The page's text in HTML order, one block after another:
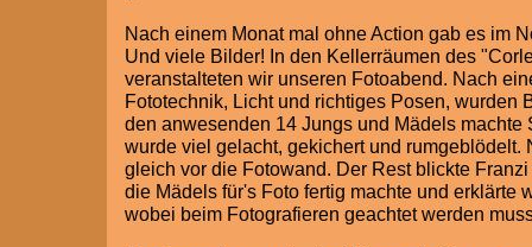
Nach einem Monat mal ohne Action gab es im
Und viele Bilder! In den Kellerräumen des
veranstalteten wir unseren Fotoabend. Nach
Fototechnik, Licht und richtiges Posen, wurden
den anwesenden 14 Jungs und Mädels machte
wurde viel gelacht, gekichert und rumgeblödelt.
gleich vor die Fotowand. Der Rest blickte
die Mädels für's Foto fertig machte und erklärte
wobei beim Fotografieren geachtet werden